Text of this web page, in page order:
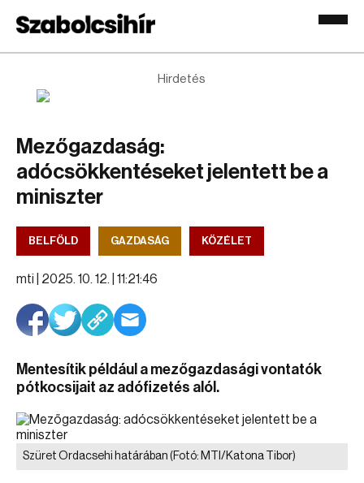
Hirdetés
Mezőgazdaság:
adócsökkentéseket jelentett be a
miniszter
BELFÖLD GAZDASÁG KÖZÉLET
mti | 2025. 10. 12. | 11:21:46
Mentesítik például a mezőgazdasági vontatók
pótkocsijait az adófizetés alól.
Szüret Ordacsehi határában (Fotó: MTI/Katona Tibor)